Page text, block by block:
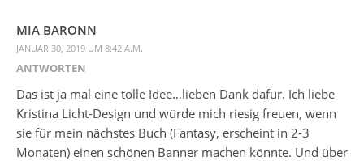
MIA BARONN
JANUAR 30, 2019 UM 8:42 A.M.
ANTWORTEN
Das ist ja mal eine tolle Idee…lieben Dank dafür. Ich liebe
Kristina Licht-Design und würde mich riesig freuen, wenn
sie für mein nächstes Buch (Fantasy, erscheint in 2-3
Monaten) einen schönen Banner machen könnte. Und über